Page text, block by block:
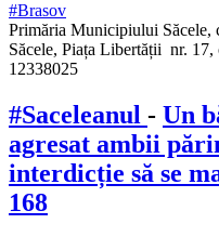
#Brasov
Primăria Municipiului Săcele,
Săcele, Piața Libertății nr.
12338025
#Saceleanul - Un
agresat ambii
interdicție să se
168